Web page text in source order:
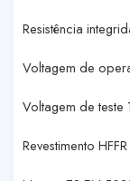
Resistência
Voltagem de
Voltagem de teste
Revestimento